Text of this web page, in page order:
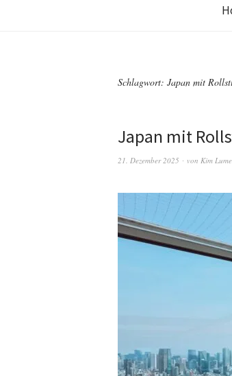
Schlagwort: Japan mit
Japan mit
21. Dezember 2025 von Kim